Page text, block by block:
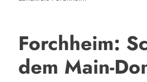
Forchheim:
dem Main-